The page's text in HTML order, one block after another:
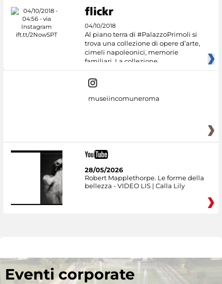
04/10/2018
Al piano terra di #PalazzoPrimoli si
trova una collezione di opere d’arte,
cimeli napoleonici, memorie
familiari. La collezione
museiincomuneroma
28/05/2026
Robert Mapplethorpe. Le forme della
bellezza - VIDEO LIS | Calla Lily
Eventi corporate